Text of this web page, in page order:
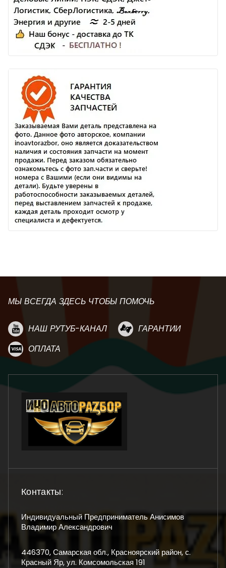
МЫ ВСЕГДА ЗДЕСЬ ЧТОБЫ ПОМОЧЬ
НАШ РУТУБ-КАНАЛ
ГАРАНТИИ
ОПЛАТА
Контакты:
Индивидуальный Предприниматель Анисимов
Владимир Александрович
446370, Самарская обл., Красноярский район, с.
Красный Яр, ул. Комсомольская 191